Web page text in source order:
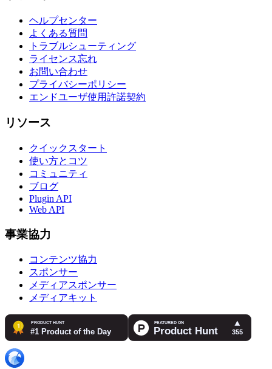
ヘルプセンター
よくある質問
トラブルシューティング
ライセンス忘れ
お問い合わせ
プライバシーポリシー
エンドユーザ使用許諾契約
リソース
クイックスタート
使い方とコツ
コミュニティ
ブログ
Plugin API
Web API
事業協力
コンテンツ協力
スポンサー
メディアスポンサー
メディアキット